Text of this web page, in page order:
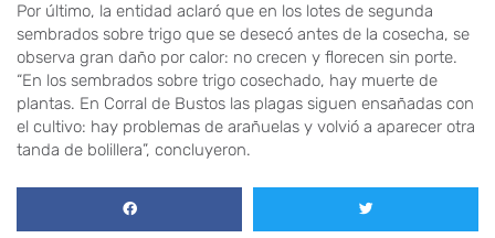
Por último, la entidad aclaró que en los lotes de segunda
sembrados sobre trigo que se desecó antes de la cosecha, se
observa gran daño por calor: no crecen y florecen sin porte.
“En los sembrados sobre trigo cosechado, hay muerte de
plantas. En Corral de Bustos las plagas siguen ensañadas con
el cultivo: hay problemas de arañuelas y volvió a aparecer otra
tanda de bolillera”, concluyeron.